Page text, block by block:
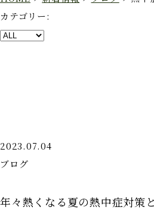
カテゴリー:
2023.07.04
ブログ
年々熱くなる夏の熱中症対策